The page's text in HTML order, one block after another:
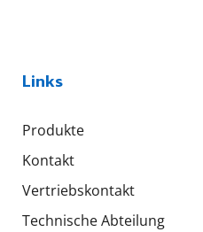
Links
Produkte
Kontakt
Vertriebskontakt
Technische Abteilung